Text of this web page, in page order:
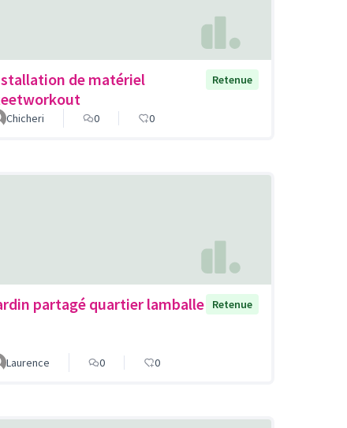
de matériel
Retenue
Chicheri 0 0
partagé quartier lamballe Retenue
Laurence 0 0